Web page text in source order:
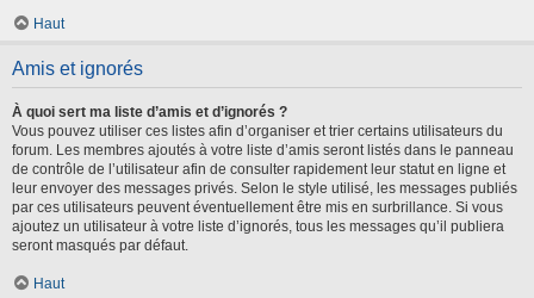
Haut
Amis et ignorés
À quoi sert ma liste d’amis et d’ignorés ?
Vous pouvez utiliser ces listes afin d’organiser et trier certains utilisateurs du
forum. Les membres ajoutés à votre liste d’amis seront listés dans le panneau
de contrôle de l’utilisateur afin de consulter rapidement leur statut en ligne et
leur envoyer des messages privés. Selon le style utilisé, les messages publiés
par ces utilisateurs peuvent éventuellement être mis en surbrillance. Si vous
ajoutez un utilisateur à votre liste d’ignorés, tous les messages qu’il publiera
seront masqués par défaut.
Haut